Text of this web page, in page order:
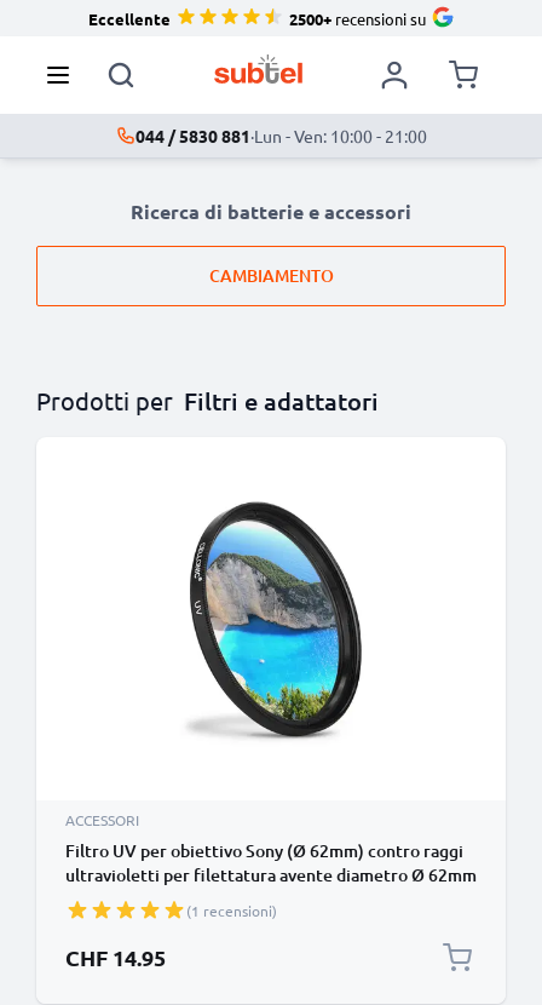
Eccellente 2500+recensioni su
044 / 5830 881·Lun - Ven: 10:00 - 21:00
Ricerca di batterie e accessori
CAMBIAMENTO
Prodotti per Filtri e adattatori
ACCESSORI
Filtro UV per obiettivo Sony (Ø 62mm) contro raggi
ultravioletti per filettatura avente diametro Ø 62mm
Vetro, protezione delle lente fotocamera
(1 recensioni)
CHF 14.95